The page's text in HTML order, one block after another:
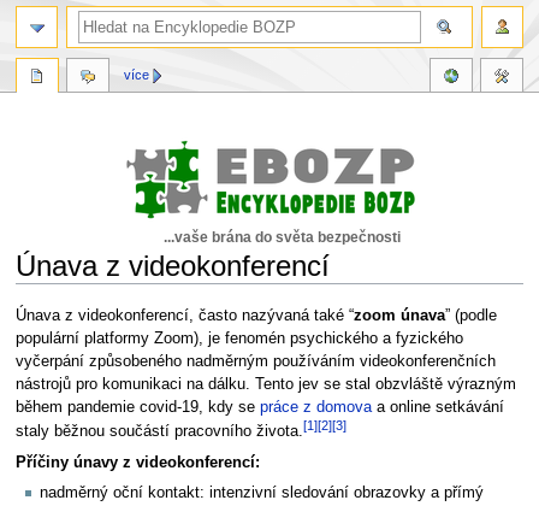
...vaše brána do světa bezpečnosti
Únava z videokonferencí
Skočit
na
navigaci
Skočit
na
vyhledávání
Únava z videokonferencí, často nazývaná také “zoom únava” (podle
populární platformy Zoom), je fenomén psychického a fyzického
vyčerpání způsobeného nadměrným používáním videokonferenčních
nástrojů pro komunikaci na dálku. Tento jev se stal obzvláště výrazným
během pandemie covid-19, kdy se práce z domovaa online setkávání
staly běžnou součástí pracovního života.[1][2][3]
Příčiny únavy z videokonferencí:
nadměrný oční kontakt: intenzivní sledování obrazovky a přímý
více